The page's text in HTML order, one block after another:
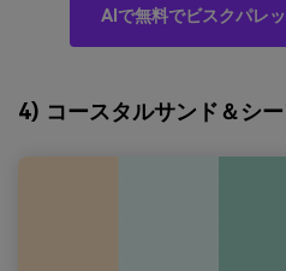
AIで無料でビスクパレ
4) コースタルサンド＆シ